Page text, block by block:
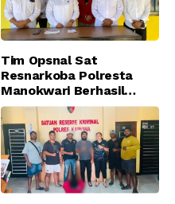
Tim Opsnal Sat
Resnarkoba Polresta
Manokwari Berhasil
Ungkap Kasus Tindak
Pidana Narkotika
Golongan I Jenis Shabu
di SP 4 Distrik Prafi kab.
Manokwari